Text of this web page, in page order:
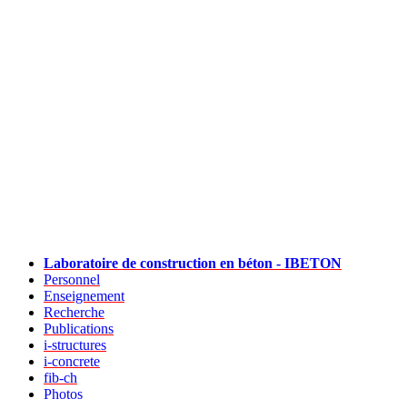
Laboratoire de construction en béton - IBETON
Personnel
Enseignement
Recherche
Publications
i-structures
i-concrete
fib-ch
Photos